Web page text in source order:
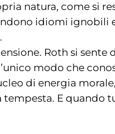
natura, come si
idiomi ignobili
Roth si
modo che
di energia
E quando